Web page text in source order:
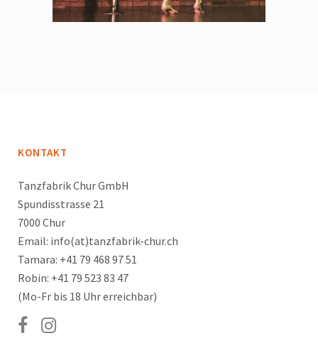
KONTAKT
Tanzfabrik Chur GmbH
Spundisstrasse 21
7000 Chur
Email: info(at)tanzfabrik-chur.ch
Tamara: +41 79 468 97 51
Robin: +41 79 523 83 47
(Mo-Fr bis 18 Uhr erreichbar)